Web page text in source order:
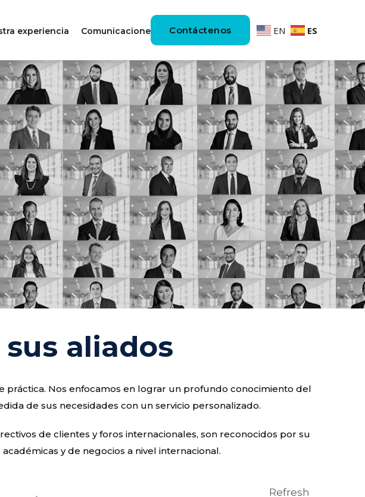
experiencia Comunicaciones Contáctenos EN ES
aliados
práctica. Nos enfocamos en lograr un profundo conocimiento del
de sus necesidades con un servicio personalizado.
de clientes y foros internacionales, son reconocidos por su
y de negocios a nivel internacional.
Refresh